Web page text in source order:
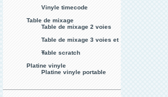
Vinyle timecode
Table de mixage
Table de mixage 2 voies
Table de mixage 3 voies et
+
Table scratch
Platine vinyle
Platine vinyle portable